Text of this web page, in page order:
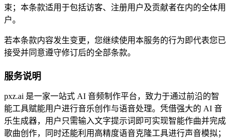
束；本条款适用于包括访客、注册用户及贡献者在内的全体用
户。
若本条款内容发生变更，您继续使用本服务的行为即代表您已
接受并同意遵守修订后的全部条款。
服务说明
pxz.ai 是一家一站式 AI 音频制作平台，致力于通过前沿的智
能工具赋能用户进行音乐创作与语音处理。凭借强大的 AI 音
乐生成器，用户只需输入文字提示词即可实现智能作曲并完成
歌曲创作，同时还能利用高精度语音克隆工具进行声音模拟；